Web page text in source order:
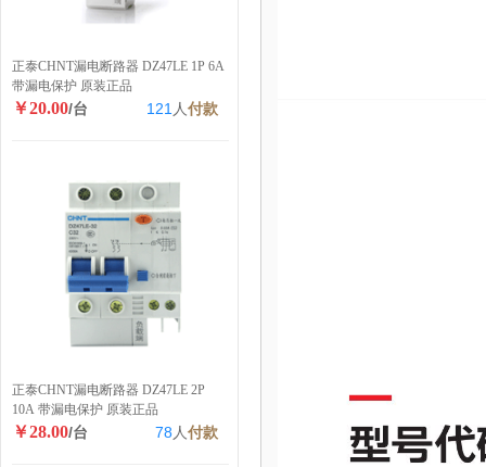
正泰CHNT漏电断路器 DZ47LE 1P 6A
带漏电保护 原装正品
￥20.00/台 121 人付款
正泰CHNT漏电断路器 DZ47LE 2P
10A 带漏电保护 原装正品
￥28.00/台 78 人付款